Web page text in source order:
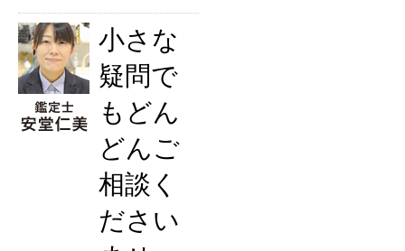
小さな
疑問で
もどん
どんご
相談く
ださい